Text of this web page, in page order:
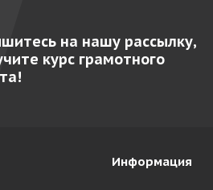
на нашу рассылку,
курс грамотного
Информация